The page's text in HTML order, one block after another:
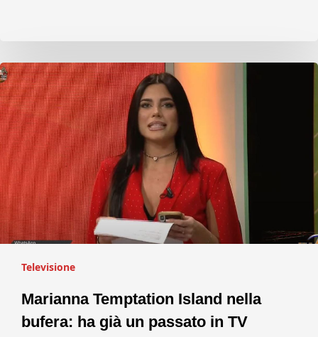
Televisione
Marianna Temptation Island nella
bufera: ha già un passato in TV